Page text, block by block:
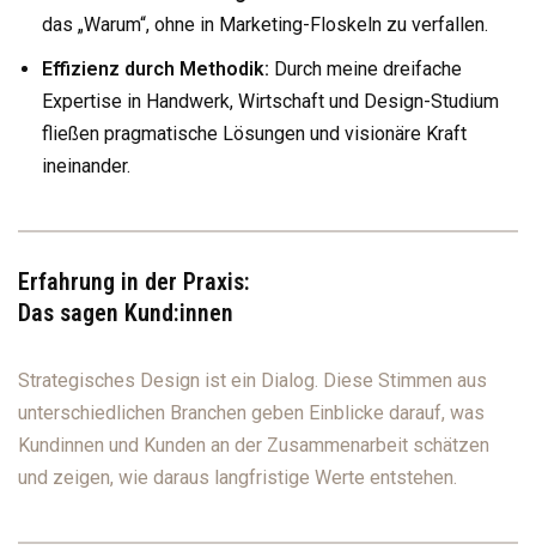
das „Warum“, ohne in Marketing-Floskeln zu verfallen.
Effizienz durch Methodik: Durch meine dreifache
Expertise in Handwerk, Wirtschaft und Design-Studium
fließen pragmatische Lösungen und visionäre Kraft
ineinander.
Erfahrung in der Praxis:
Das sagen Kund:innen
Strategisches Design ist ein Dialog. Diese Stimmen aus
unterschiedlichen Branchen geben Einblicke darauf, was
Kundinnen und Kunden an der Zusammenarbeit schätzen
und zeigen, wie daraus langfristige Werte entstehen.